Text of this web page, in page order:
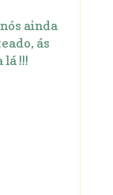
ainda
ás
lá !!!